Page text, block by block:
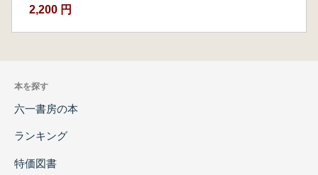
2,200 円
本を探す
六一書房の本
ランキング
特価図書